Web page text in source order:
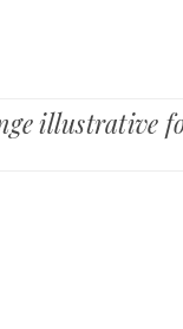
illustrative